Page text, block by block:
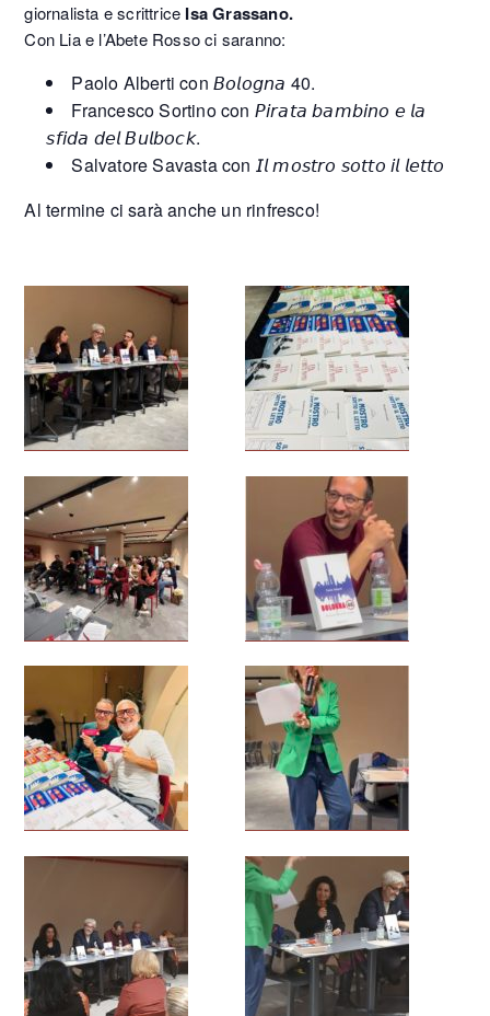
giornalista e scrittrice Isa Grassano.
Con Lia e l’Abete Rosso ci saranno:
Paolo Alberti con 𝘉𝘰𝘭𝘰𝘨𝘯𝘢 40.
Francesco Sortino con 𝘗𝘪𝘳𝘢𝘵𝘢 𝘣𝘢𝘮𝘣𝘪𝘯𝘰 𝘦 𝘭𝘢
𝘴𝘧𝘪𝘥𝘢 𝘥𝘦𝘭 𝘉𝘶𝘭𝘣𝘰𝘤𝘬.
Salvatore Savasta con 𝘐𝘭 𝘮𝘰𝘴𝘵𝘳𝘰 𝘴𝘰𝘵𝘵𝘰 𝘪𝘭 𝘭𝘦𝘵𝘵𝘰
Al termine ci sarà anche un rinfresco!